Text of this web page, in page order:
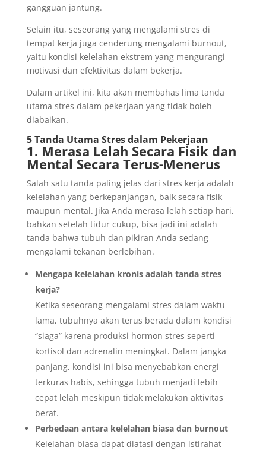
gangguan jantung.
Selain itu, seseorang yang mengalami stres di
tempat kerja juga cenderung mengalami burnout,
yaitu kondisi kelelahan ekstrem yang mengurangi
motivasi dan efektivitas dalam bekerja.
Dalam artikel ini, kita akan membahas lima tanda
utama stres dalam pekerjaan yang tidak boleh
diabaikan.
5 Tanda Utama Stres dalam Pekerjaan
1. Merasa Lelah Secara Fisik dan
Mental Secara Terus-Menerus
Salah satu tanda paling jelas dari stres kerja adalah
kelelahan yang berkepanjangan, baik secara fisik
maupun mental. Jika Anda merasa lelah setiap hari,
bahkan setelah tidur cukup, bisa jadi ini adalah
tanda bahwa tubuh dan pikiran Anda sedang
mengalami tekanan berlebihan.
Mengapa kelelahan kronis adalah tanda stres
kerja?
Ketika seseorang mengalami stres dalam waktu
lama, tubuhnya akan terus berada dalam kondisi
“siaga” karena produksi hormon stres seperti
kortisol dan adrenalin meningkat. Dalam jangka
panjang, kondisi ini bisa menyebabkan energi
terkuras habis, sehingga tubuh menjadi lebih
cepat lelah meskipun tidak melakukan aktivitas
berat.
Perbedaan antara kelelahan biasa dan burnout
Kelelahan biasa dapat diatasi dengan istirahat